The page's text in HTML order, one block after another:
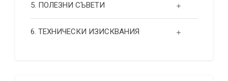
5. ПОЛЕЗНИ СЪВЕТИ
6. ТЕХНИЧЕСКИ ИЗИСКВАНИЯ